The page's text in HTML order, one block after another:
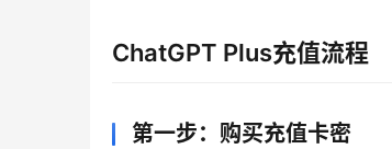
ChatGPT Plus充值流程
第一步：购买充值卡密